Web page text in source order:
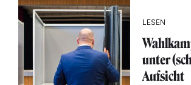
LESEN
unter
Aufsicht